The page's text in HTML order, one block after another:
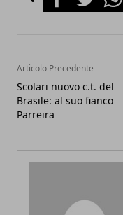
Articolo Precedente
Scolari nuovo c.t. del
Brasile: al suo fianco
Parreira